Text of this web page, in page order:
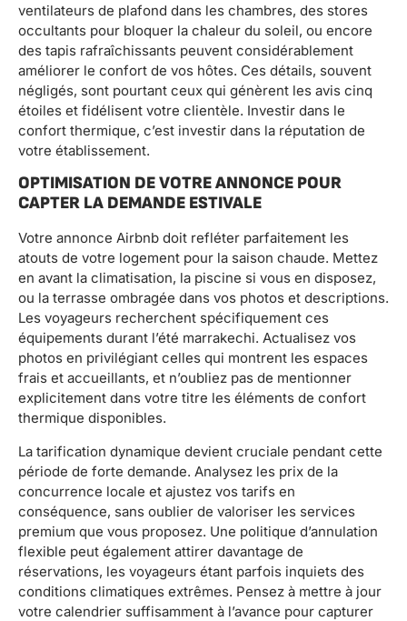
ventilateurs de plafond dans les chambres, des stores
occultants pour bloquer la chaleur du soleil, ou encore
des tapis rafraîchissants peuvent considérablement
améliorer le confort de vos hôtes. Ces détails, souvent
négligés, sont pourtant ceux qui génèrent les avis cinq
étoiles et fidélisent votre clientèle. Investir dans le
confort thermique, c’est investir dans la réputation de
votre établissement.
OPTIMISATION DE VOTRE ANNONCE POUR
CAPTER LA DEMANDE ESTIVALE
Votre annonce Airbnb doit refléter parfaitement les
atouts de votre logement pour la saison chaude. Mettez
en avant la climatisation, la piscine si vous en disposez,
ou la terrasse ombragée dans vos photos et descriptions.
Les voyageurs recherchent spécifiquement ces
équipements durant l’été marrakechi. Actualisez vos
photos en privilégiant celles qui montrent les espaces
frais et accueillants, et n’oubliez pas de mentionner
explicitement dans votre titre les éléments de confort
thermique disponibles.
La tarification dynamique devient cruciale pendant cette
période de forte demande. Analysez les prix de la
concurrence locale et ajustez vos tarifs en
conséquence, sans oublier de valoriser les services
premium que vous proposez. Une politique d’annulation
flexible peut également attirer davantage de
réservations, les voyageurs étant parfois inquiets des
conditions climatiques extrêmes. Pensez à mettre à jour
votre calendrier suffisamment à l’avance pour capturer